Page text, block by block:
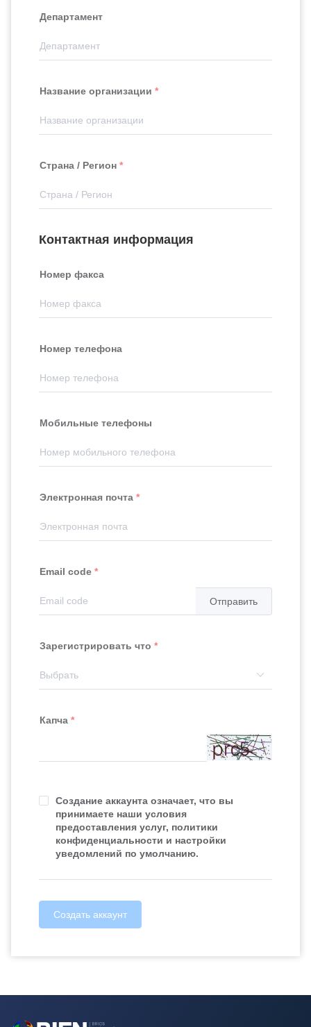
Департамент
Название организации
Страна / Регион
Контактная информация
Номер факса
Номер телефона
Мобильные телефоны
Электронная почта
Email code
Отправить
Зарегистрировать что
Капча
Создание аккаунта означает, что вы
принимаете наши условия
предоставления услуг, политики
конфиденциальности и настройки
уведомлений по умолчанию.
Создать аккаунт